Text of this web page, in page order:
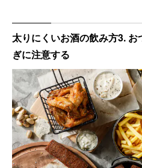
太りにくいお酒の飲み方3.
ぎに注意する